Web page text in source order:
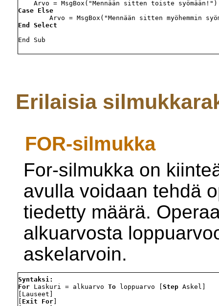
Case Else
End Select
End Sub
Erilaisia
FOR-silmukka
For-silmukka on
avulla voidaan tehdä
tiedetty määrä.
alkuarvosta
askelarvoin.
Syntaksi:
For Laskuri = alkuarvo To loppuarvo [Step Askel]
[Lauseet]
Exit For